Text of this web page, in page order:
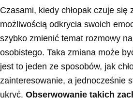
Czasami, kiedy chłopak czuje się
możliwością odkrycia swoich
szybko zmienić temat rozmowy
osobistego. Taka zmiana może
jest to jeden ze sposobów, jak
zainteresowanie, a jednocześnie
ukryć. Obserwowanie takich